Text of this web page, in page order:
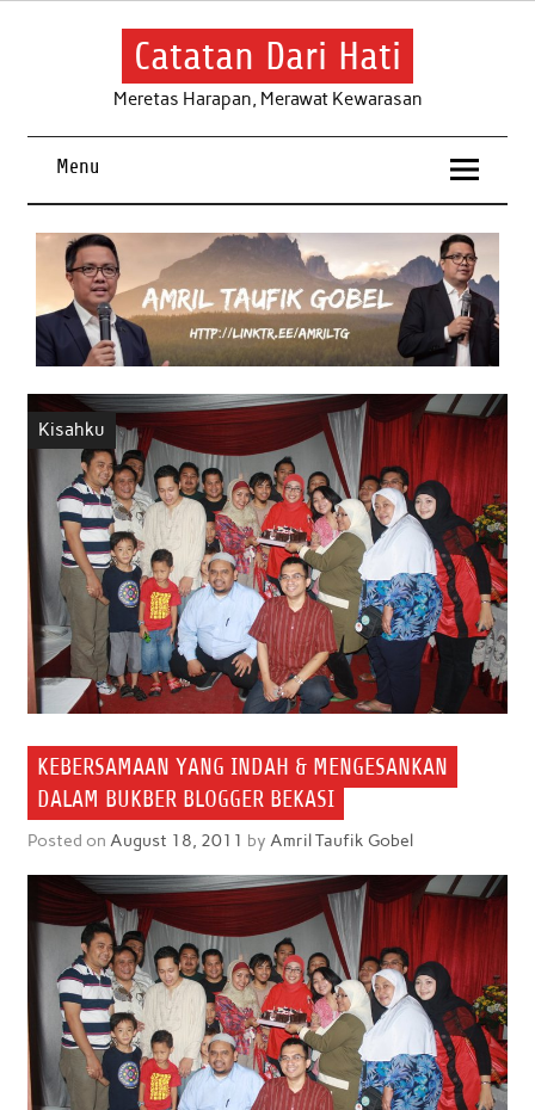
Skip
Catatan Dari Hati
Meretas Harapan, Merawat Kewarasan
Menu
Kisahku
KEBERSAMAAN YANG INDAH & MENGESANKAN
DALAM BUKBER BLOGGER BEKASI
Posted on August 18, 2011 by Amril Taufik Gobel